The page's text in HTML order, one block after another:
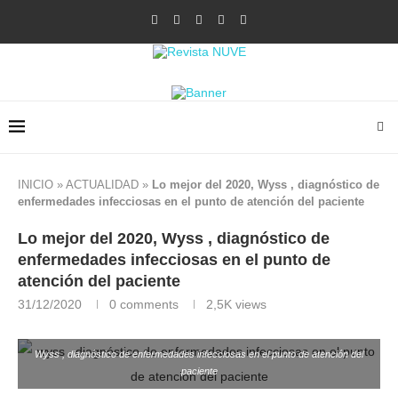
INICIO » ACTUALIDAD » Lo mejor del 2020, Wyss , diagnóstico de
enfermedades infecciosas en el punto de atención del paciente
Lo mejor del 2020, Wyss , diagnóstico de
enfermedades infecciosas en el punto de
atención del paciente
31/12/2020 0 comments 2,5K views
Wyss , diagnóstico de enfermedades infecciosas en el punto de atención del
paciente